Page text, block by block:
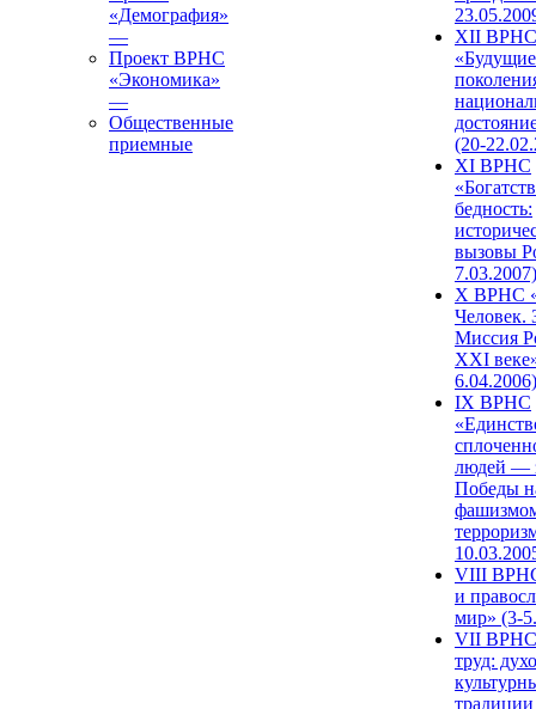
«Демография»
—
Проект ВРНС
«Экономика»
—
Общественные
приемные
XII ВРНС
«Будущие
(20-
XI ВРНС
бедность:
вызовы
7.03.2007)
X ВРНС
Человек.
Миссия
XXI
6.04.2006)
IX ВРНС
людей —
Победы
VIII
и
мир» (3-
VII ВРНС
труд: